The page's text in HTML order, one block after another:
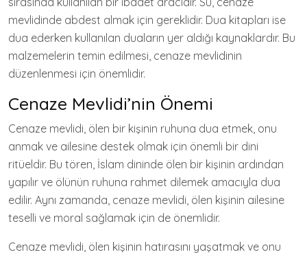
mevlidinde abdest almak için gereklidir. Dua kitapları ise
dua ederken kullanılan duaların yer aldığı kaynaklardır. Bu
malzemelerin temin edilmesi, cenaze mevlidinin
düzenlenmesi için önemlidir.
Cenaze Mevlidi’nin Önemi
Cenaze mevlidi, ölen bir kişinin ruhuna dua etmek, onu
anmak ve ailesine destek olmak için önemli bir dini
ritüeldir. Bu tören, İslam dininde ölen bir kişinin ardından
yapılır ve ölünün ruhuna rahmet dilemek amacıyla dua
edilir. Aynı zamanda, cenaze mevlidi, ölen kişinin ailesine
teselli ve moral sağlamak için de önemlidir.
Cenaze mevlidi, ölen kişinin hatırasını yaşatmak ve onu